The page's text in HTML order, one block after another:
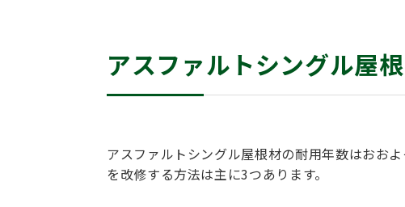
アスファルトシングル屋
アスファルトシングル屋根材の耐用年数はおお
を改修する方法は主に3つあります。